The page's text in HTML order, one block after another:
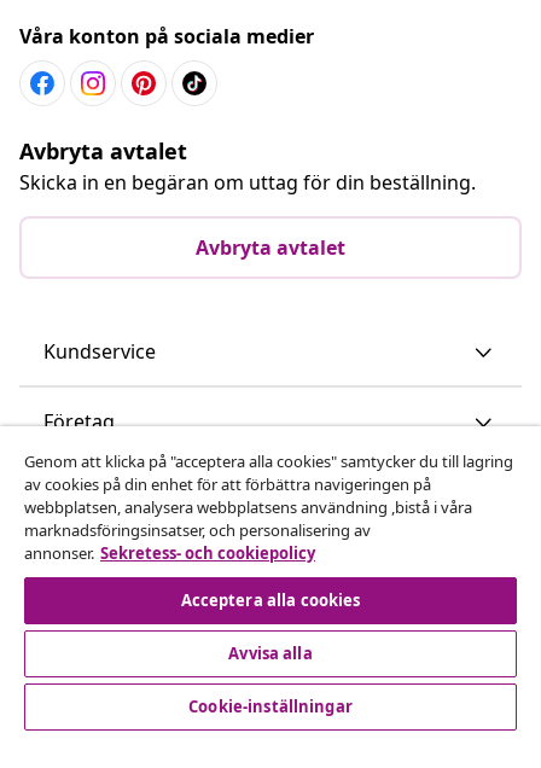
Våra konton på sociala medier
Avbryta avtalet
Skicka in en begäran om uttag för din beställning.
Avbryta avtalet
Kundservice
Företag
vidaXL
Upptäck mer
Genom att klicka på "acceptera alla cookies" samtycker du till lagring
av cookies på din enhet för att förbättra navigeringen på
webbplatsen, analysera webbplatsens användning ,bistå i våra
marknadsföringsinsatser, och personalisering av
annonser. Sekretess- och cookiepolicy
Acceptera alla cookies
Avvisa alla
Cookie-inställningar